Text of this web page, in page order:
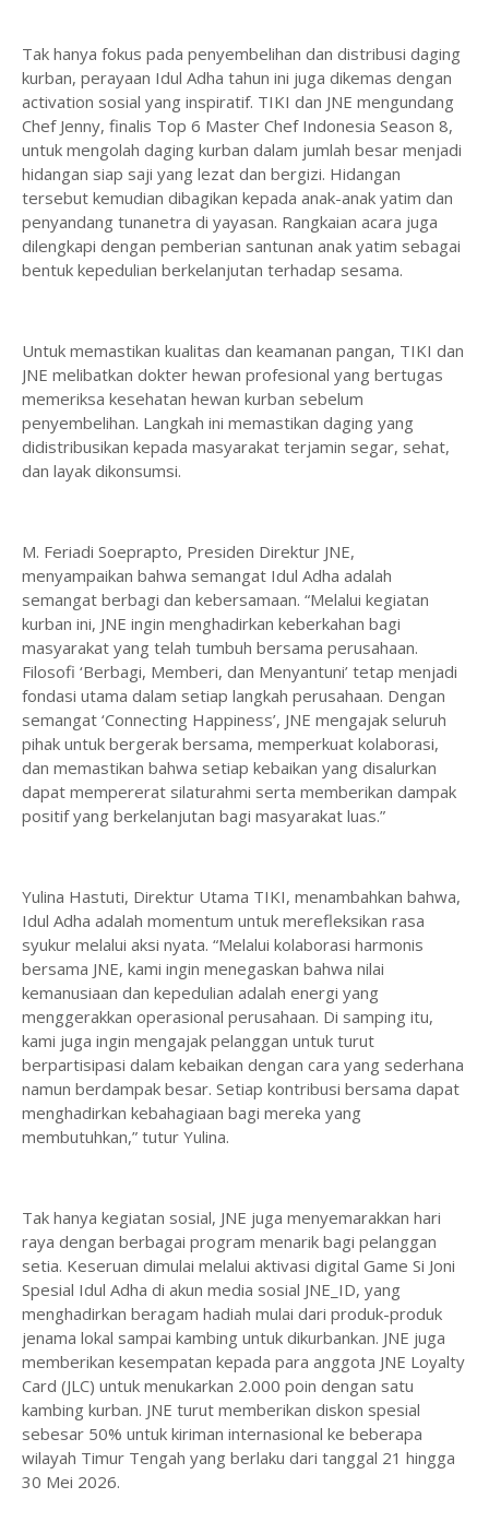
Tak hanya fokus pada penyembelihan dan distribusi daging
kurban, perayaan Idul Adha tahun ini juga dikemas dengan
activation sosial yang inspiratif. TIKI dan JNE mengundang
Chef Jenny, finalis Top 6 Master Chef Indonesia Season 8,
untuk mengolah daging kurban dalam jumlah besar menjadi
hidangan siap saji yang lezat dan bergizi. Hidangan
tersebut kemudian dibagikan kepada anak-anak yatim dan
penyandang tunanetra di yayasan. Rangkaian acara juga
dilengkapi dengan pemberian santunan anak yatim sebagai
bentuk kepedulian berkelanjutan terhadap sesama.
Untuk memastikan kualitas dan keamanan pangan, TIKI dan
JNE melibatkan dokter hewan profesional yang bertugas
memeriksa kesehatan hewan kurban sebelum
penyembelihan. Langkah ini memastikan daging yang
didistribusikan kepada masyarakat terjamin segar, sehat,
dan layak dikonsumsi.
M. Feriadi Soeprapto, Presiden Direktur JNE,
menyampaikan bahwa semangat Idul Adha adalah
semangat berbagi dan kebersamaan. “Melalui kegiatan
kurban ini, JNE ingin menghadirkan keberkahan bagi
masyarakat yang telah tumbuh bersama perusahaan.
Filosofi ‘Berbagi, Memberi, dan Menyantuni’ tetap menjadi
fondasi utama dalam setiap langkah perusahaan. Dengan
semangat ‘Connecting Happiness’, JNE mengajak seluruh
pihak untuk bergerak bersama, memperkuat kolaborasi,
dan memastikan bahwa setiap kebaikan yang disalurkan
dapat mempererat silaturahmi serta memberikan dampak
positif yang berkelanjutan bagi masyarakat luas.”
Yulina Hastuti, Direktur Utama TIKI, menambahkan bahwa,
Idul Adha adalah momentum untuk merefleksikan rasa
syukur melalui aksi nyata. “Melalui kolaborasi harmonis
bersama JNE, kami ingin menegaskan bahwa nilai
kemanusiaan dan kepedulian adalah energi yang
menggerakkan operasional perusahaan. Di samping itu,
kami juga ingin mengajak pelanggan untuk turut
berpartisipasi dalam kebaikan dengan cara yang sederhana
namun berdampak besar. Setiap kontribusi bersama dapat
menghadirkan kebahagiaan bagi mereka yang
membutuhkan,” tutur Yulina.
Tak hanya kegiatan sosial, JNE juga menyemarakkan hari
raya dengan berbagai program menarik bagi pelanggan
setia. Keseruan dimulai melalui aktivasi digital Game Si Joni
Spesial Idul Adha di akun media sosial JNE_ID, yang
menghadirkan beragam hadiah mulai dari produk-produk
jenama lokal sampai kambing untuk dikurbankan. JNE juga
memberikan kesempatan kepada para anggota JNE Loyalty
Card (JLC) untuk menukarkan 2.000 poin dengan satu
kambing kurban. JNE turut memberikan diskon spesial
sebesar 50% untuk kiriman internasional ke beberapa
wilayah Timur Tengah yang berlaku dari tanggal 21 hingga
30 Mei 2026.